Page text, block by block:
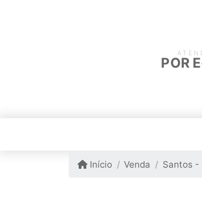
POR
Início Venda Santos -